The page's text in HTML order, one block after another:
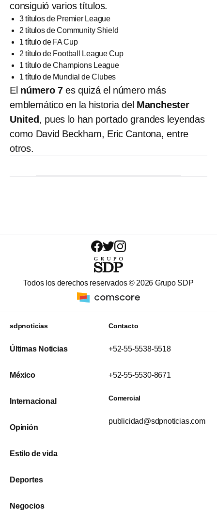
consiguió varios títulos.
3 títulos de Premier League
2 títulos de Community Shield
1 título de FA Cup
2 título de Football League Cup
1 título de Champions League
1 título de Mundial de Clubes
El número 7es quizá el número más
emblemático en la historia del Manchester
United , pues lo han portado grandes leyendas
como David Beckham, Eric Cantona, entre
otros.
Todos los derechos reservados © 2026 Grupo SDP
sdpnoticias
Últimas Noticias
México
Internacional
Opinión
Estilo de vida
Deportes
Negocios
Contacto
+52-55-5538-5518
+52-55-5530-8671
Comercial
publicidad@sdpnoticias.com